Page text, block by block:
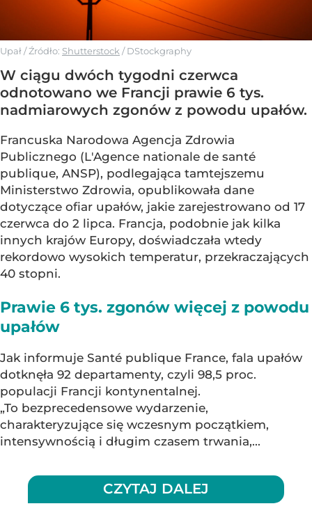
Upał / Źródło: Shutterstock /DStockgraphy
W ciągu dwóch tygodni czerwca
odnotowano we Francji prawie 6 tys.
nadmiarowych zgonów z powodu upałów.
Francuska Narodowa Agencja Zdrowia
Publicznego (L'Agence nationale de santé
publique, ANSP), podlegająca tamtejszemu
Ministerstwo Zdrowia, opublikowała dane
dotyczące ofiar upałów, jakie zarejestrowano od 17
czerwca do 2 lipca. Francja, podobnie jak kilka
innych krajów Europy, doświadczała wtedy
rekordowo wysokich temperatur, przekraczających
40 stopni.
Prawie 6 tys. zgonów więcej z powodu
upałów
Jak informuje Santé publique France, fala upałów
dotknęła 92 departamenty, czyli 98,5 proc.
populacji Francji kontynentalnej.
„To bezprecedensowe wydarzenie,
charakteryzujące się wczesnym początkiem,
intensywnością i długim czasem trwania,...
CZYTAJ DALEJ